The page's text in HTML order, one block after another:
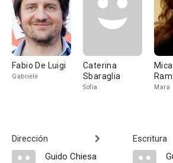
Fabio De Luigi
Gabriele
Caterina
Sbaraglia
Sofia Mara
Dirección
Guido Chiesa
Escritura